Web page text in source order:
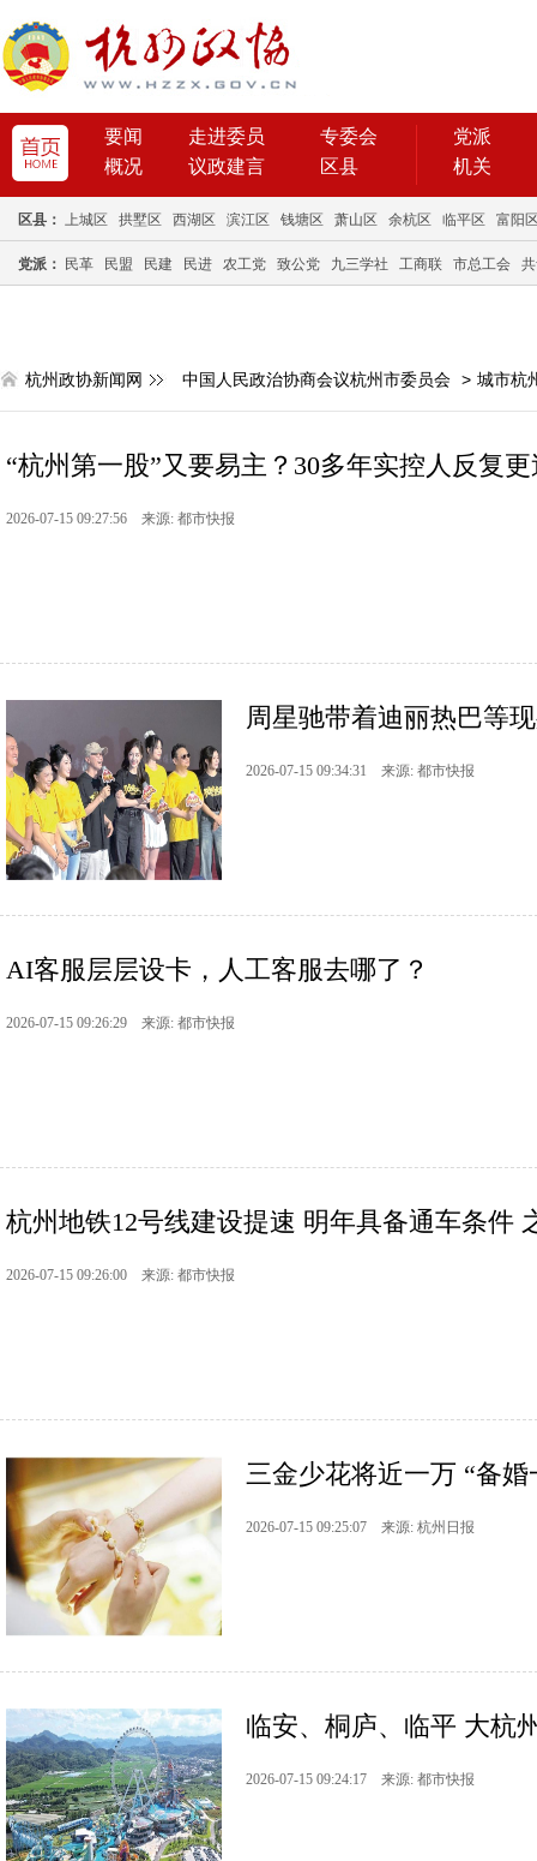
要闻 走进委员
专委会
概况
议政建言 区县
党派
机关
区县： 上城区 拱墅区 西湖区 滨江区 钱塘区 萧山区 余杭区 临平区 富阳
党派： 民革 民盟 民建 民进 农工党 致公党 九三学社 工商联 市总工会
杭州政协新闻网 中国人民政治协商会议杭州市委员会 > 城市杭
“杭州第一股”又要易主？30多年实控人反复
2026-07-15 09:27:56 来源: 都市快报
周星驰带着迪丽热巴等
2026-07-15 09:34:31 来源: 都市快报
AI客服层层设卡，人工客服去哪了？
2026-07-15 09:26:29 来源: 都市快报
杭州地铁12号线建设提速 明年具备通车条件
2026-07-15 09:26:00 来源: 都市快报
三金少花将近一万 “备
2026-07-15 09:25:07 来源: 杭州日报
临安、桐庐、临平 大杭
2026-07-15 09:24:17 来源: 都市快报